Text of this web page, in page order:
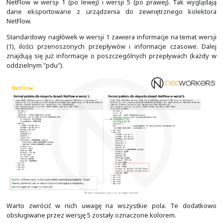
wykorzystaną wersję eksportu danych NetFlow:
pola określającego kierunek zbierania),
od wersji 9 możliwość zbierania na wszystkich
wszystkich kierunkach jednocześnie.
Do weryfikacji interfejsów, na których zbierane są dane o
przepływach służy polecenie trybu EXEC: "show ip flow